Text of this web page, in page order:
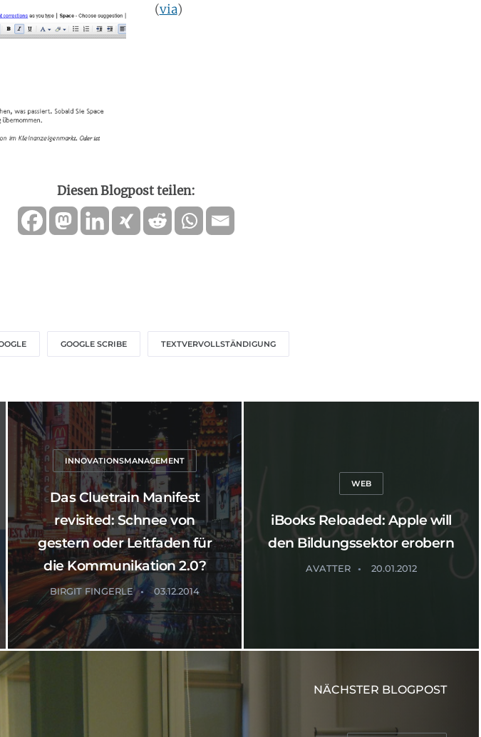
(via)
Diesen Blogpost teilen:
GOOGLE SCRIBE TEXTVERVOLLSTÄNDIGUNG
INNOVATIONSMANAGEMENT
Das Cluetrain Manifest
revisited: Schnee von
gestern oder Leitfaden für
die Kommunikation 2.0?
BIRGIT FINGERLE 03.12.2014
WEB
iBooks Reloaded: Apple will
den Bildungssektor erobern
AVATTER 20.01.2012
NÄCHSTER BLOGPOST